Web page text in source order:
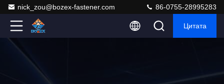
nick_zou@bozex-fastener.com 86-0755-28995283
Цитата